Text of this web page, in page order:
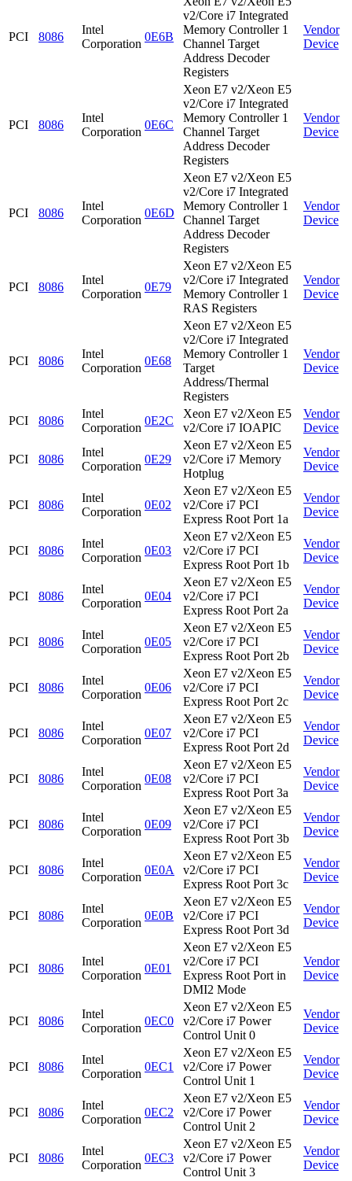
PCI 8086
Intel
Corporation
0E6B
v2/Core i7 Integrated
Memory Controller 1
Channel Target
Address Decoder
Registers
Vendor
Device
PCI 8086
Intel
Corporation
0E6C
Xeon E7 v2/Xeon E5
v2/Core i7 Integrated
Memory Controller 1
Channel Target
Address Decoder
Registers
Vendor
Device
PCI 8086
Intel
Corporation
0E6D
Xeon E7 v2/Xeon E5
v2/Core i7 Integrated
Memory Controller 1
Channel Target
Address Decoder
Registers
Vendor
Device
PCI 8086
Intel
Corporation
0E79
Xeon E7 v2/Xeon E5
v2/Core i7 Integrated
Memory Controller 1
RAS Registers
Vendor
Device
PCI 8086
Intel
Corporation
0E68
Xeon E7 v2/Xeon E5
v2/Core i7 Integrated
Memory Controller 1
Target
Address/Thermal
Registers
Vendor
Device
PCI 8086
Intel
Corporation
0E2C
Xeon E7 v2/Xeon E5
v2/Core i7 IOAPIC
Vendor
Device
PCI 8086
Intel
Corporation
0E29
Xeon E7 v2/Xeon E5
v2/Core i7 Memory
Hotplug
Vendor
Device
PCI 8086
Intel
Corporation
0E02
Xeon E7 v2/Xeon E5
v2/Core i7 PCI
Express Root Port 1a
Vendor
Device
PCI 8086
Intel
Corporation
0E03
Xeon E7 v2/Xeon E5
v2/Core i7 PCI
Express Root Port 1b
Vendor
Device
PCI 8086
Intel
Corporation
0E04
Xeon E7 v2/Xeon E5
v2/Core i7 PCI
Express Root Port 2a
Vendor
Device
PCI 8086
Intel
Corporation
0E05
Xeon E7 v2/Xeon E5
v2/Core i7 PCI
Express Root Port 2b
Vendor
Device
PCI 8086
Intel
Corporation
0E06
Xeon E7 v2/Xeon E5
v2/Core i7 PCI
Express Root Port 2c
Vendor
Device
PCI 8086
Intel
Corporation
0E07
Xeon E7 v2/Xeon E5
v2/Core i7 PCI
Express Root Port 2d
Vendor
Device
PCI 8086
Intel
Corporation
0E08
Xeon E7 v2/Xeon E5
v2/Core i7 PCI
Express Root Port 3a
Vendor
Device
PCI 8086
Intel
Corporation
0E09
Xeon E7 v2/Xeon E5
v2/Core i7 PCI
Express Root Port 3b
Vendor
Device
PCI 8086
Intel
Corporation
0E0A
Xeon E7 v2/Xeon E5
v2/Core i7 PCI
Express Root Port 3c
Vendor
Device
PCI 8086
Intel
Corporation
0E0B
Xeon E7 v2/Xeon E5
v2/Core i7 PCI
Express Root Port 3d
Vendor
Device
PCI 8086
Intel
Corporation
0E01
Xeon E7 v2/Xeon E5
v2/Core i7 PCI
Express Root Port in
DMI2 Mode
Vendor
Device
PCI 8086
Intel
Corporation
0EC0
Xeon E7 v2/Xeon E5
v2/Core i7 Power
Control Unit 0
Vendor
Device
PCI 8086
Intel
Corporation
0EC1
Xeon E7 v2/Xeon E5
v2/Core i7 Power
Control Unit 1
Vendor
Device
PCI 8086
Intel
Corporation
0EC2
Xeon E7 v2/Xeon E5
v2/Core i7 Power
Control Unit 2
Vendor
Device
PCI 8086
Intel
Corporation
0EC3
Xeon E7 v2/Xeon E5
v2/Core i7 Power
Control Unit 3
Vendor
Device